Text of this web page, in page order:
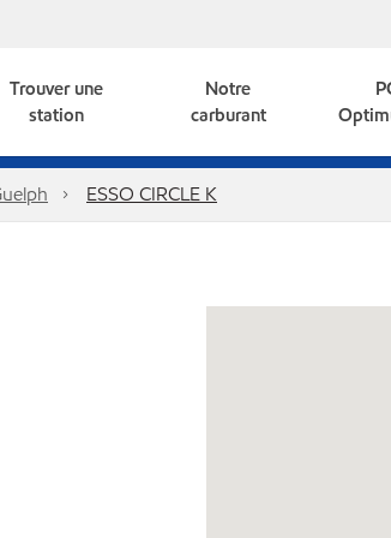
Trouver une
station
Notre
carburant
ESSO CIRCLE K